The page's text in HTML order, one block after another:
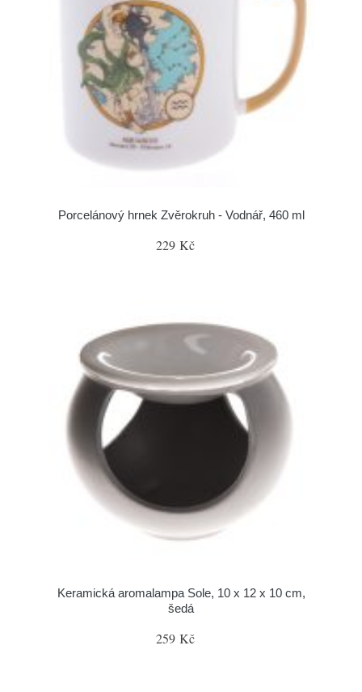
Porcelánový hrnek Zvěrokruh - Vodnář, 460 ml
229 Kč
Keramická aromalampa Sole, 10 x 12 x 10 cm,
šedá
259 Kč